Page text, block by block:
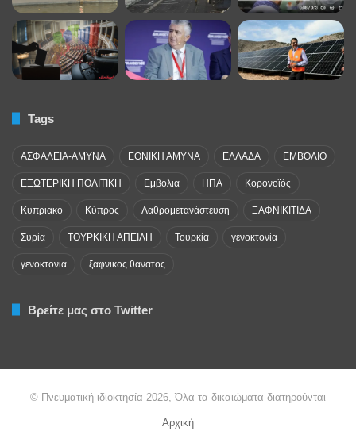
Tags
ΑΣΦΑΛΕΙΑ-ΑΜΥΝΑ ΕΘΝΙΚΗ ΑΜΥΝΑ ΕΛΛΑΔΑ ΕΜΒΌΛΙΟ
ΕΞΩΤΕΡΙΚΗ ΠΟΛΙΤΙΚΗ Εμβόλια ΗΠΑ Κορονοϊός
Κυπριακό Κύπρος Λαθρομετανάστευση ΞΑΦΝΙΚΙΤΙΔΑ
Συρία ΤΟΥΡΚΙΚΗ ΑΠΕΙΛΗ Τουρκία γενοκτονία
γενοκτονια ξαφνικος θανατος
Βρείτε μας στο Twitter
© Πνευματική ιδιοκτησία 2026, Όλα τα δικαιώματα διατηρούνται
Αρχική